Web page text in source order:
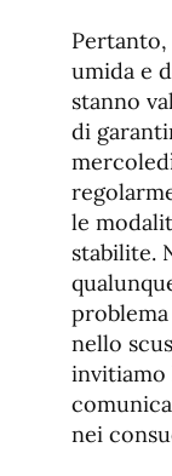
umida e
stanno
di
le
stabilite.
nello
invitiamo
nei